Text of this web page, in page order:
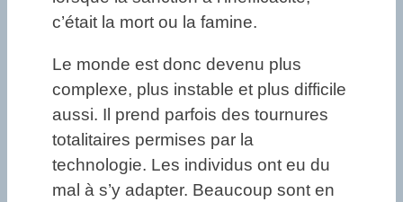
c’était la mort ou la famine.
Le monde est donc devenu plus
complexe, plus instable et plus difficile
aussi. Il prend parfois des tournures
totalitaires permises par la
technologie. Les individus ont eu du
mal à s’y adapter. Beaucoup sont en